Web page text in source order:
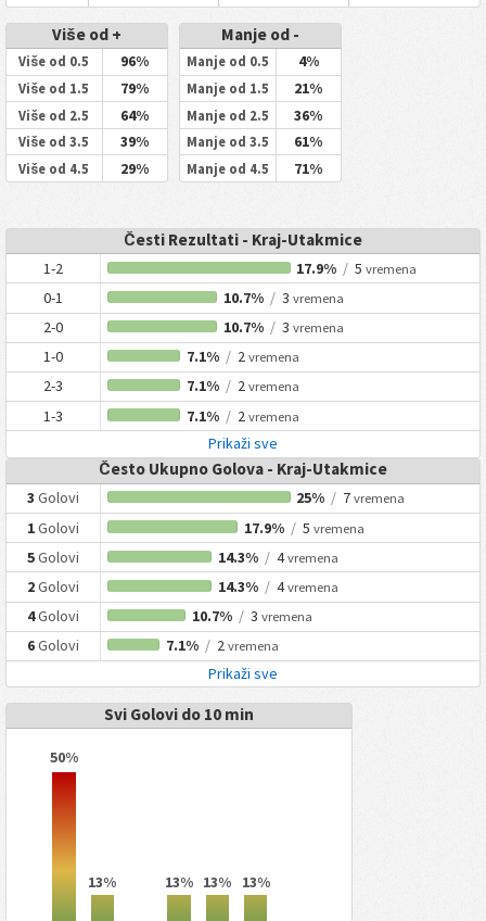
Više od +
Više od 0.5 96%
Više od 1.5 79%
Više od 2.5 64%
Više od 3.5 39%
Više od 4.5 29%
Manje od -
Manje od 0.5 4%
Manje od 1.5 21%
Manje od 2.5 36%
Manje od 3.5 61%
Manje od 4.5 71%
Česti Rezultati - Kraj-Utakmice
1-2 17.9% / 5vremena
0-1 10.7% /3 vremena
2-0 10.7% /3 vremena
1-0 7.1% /2 vremena
2-3 7.1% /2 vremena
1-3 7.1% /2 vremena
Prikaži sve
Često Ukupno Golova - Kraj-Utakmice
3Golovi 25% / 7vremena
1Golovi 17.9% /5 vremena
5Golovi 14.3% /4vremena
2Golovi 14.3% /4vremena
4Golovi 10.7% /3 vremena
6Golovi 7.1% /2 vremena
Prikaži sve
Svi Golovi do 10 min
50%
13% 13% 13% 13%